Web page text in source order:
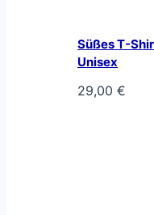
Süßes T-
Unisex
29,00 €